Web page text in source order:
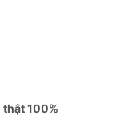
thật 100%